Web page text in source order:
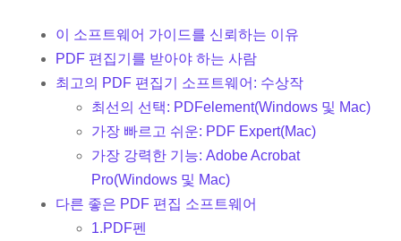
이 소프트웨어 가이드를 신뢰하는 이유
PDF 편집기를 받아야 하는 사람
최고의 PDF 편집기 소프트웨어: 수상작
최선의 선택: PDFelement(Windows 및 Mac)
가장 빠르고 쉬운: PDF Expert(Mac)
가장 강력한 기능: Adobe Acrobat
Pro(Windows 및 Mac)
다른 좋은 PDF 편집 소프트웨어
1.PDF펜